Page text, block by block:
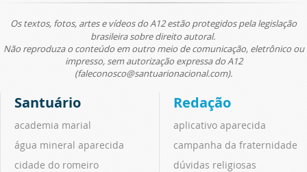
Os textos, fotos, artes e vídeos do A12 estão protegidos pela legislação
brasileira sobre direito autoral.
Não reproduza o conteúdo em outro meio de comunicação, eletrônico ou
impresso, sem autorização expressa do A12
(faleconosco@santuarionacional.com).
Santuário
academia marial
água mineral aparecida
cidade do romeiro
Redação
aplicativo aparecida
campanha da fraternidade
dúvidas religiosas